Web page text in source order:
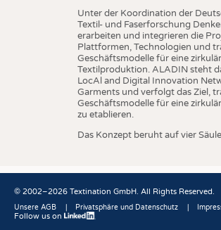
Unter der Koordination der
Textil- und Faserforschung
erarbeiten und integrieren die
Plattformen, Technologien und
Geschäftsmodelle für eine
Textilproduktion. ALADIN steht
LocAl and Digital Innovation
Garments und verfolgt das Ziel,
Geschäftsmodelle für eine
zu etablieren.
Das Konzept beruht auf vier
© 2002–2026 Textination GmbH. All Rights Reserved.
Fußbereich
Unsere AGB Privatsphäre und Datenschutz
Follow us on